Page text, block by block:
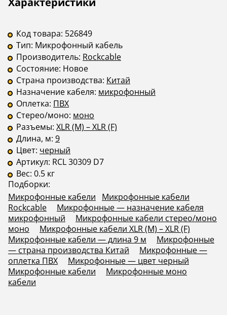
Код товара: 526849
Тип: Микрофонный кабель
Производитель: Rockcable
Состояние: Новое
Страна производства: Китай
Назначение кабеля: микрофонный
Оплетка: ПВХ
Стерео/моно: моно
Разъемы: XLR (M) – XLR (F)
Длина, м: 9
Цвет: черный
Артикул: RCL 30309 D7
Вес: 0.5 кг
Подборки:
Микрофонные кабели
Микрофонные кабели
Rockcable
Микрофонные — назначение кабеля
микрофонный
Микрофонные кабели стерео/моно
моно
Микрофонные кабели XLR (M) – XLR (F)
Микрофонные кабели — длина 9 м
Микрофонные
— страна производства Китай
Микрофонные —
оплетка ПВХ
Микрофонные — цвет черный
Микрофонные кабели
Микрофонные моно
кабели